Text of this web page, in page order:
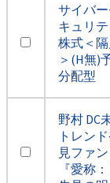
サイバ
キュリテ
株式＜隔
＞(H無)
分配型
野村 DC
トレン
見ファ
『愛称